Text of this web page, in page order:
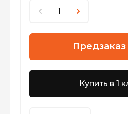
Предзаказ
Купить в 1